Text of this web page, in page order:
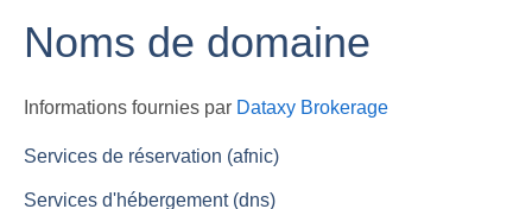
Noms de domaine
Informations fournies par Dataxy Brokerage
Services de réservation (afnic)
Services d'hébergement (dns)